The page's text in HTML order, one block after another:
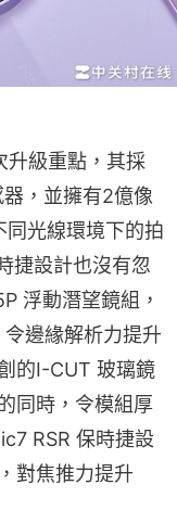
升級重點，其採
，並擁有2億像
光線環境下的拍
捷設計也沒有忽
浮動潛望鏡組，
邊緣解析力提升
的I-CUT 玻璃鏡
同時，令模組厚
RSR 保時捷設
對焦推力提升